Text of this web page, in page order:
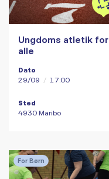
Ungdoms atletik for
alle
Dato
29/09 / 17:00
Sted
4930 Maribo
For Børn